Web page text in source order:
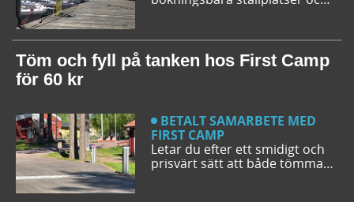
campingturen. Vi ger dig några
bra förslag på ställplatser och
husbilsplatser så att du kan
Töm och fyll på tanken hos First Camp
för 60 kr
BETALT SAMARBETE MED
FIRST CAMP
Letar du efter ett smidigt och
prisvärt sätt att både tömma